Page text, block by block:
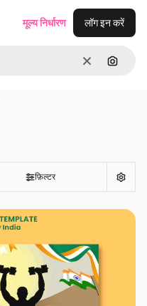
साफ़ इमेज से
मूल्य निर्धारण लॉग इन करें
फ़िल्टर